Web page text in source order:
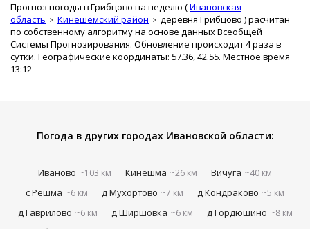
Прогноз погоды в Грибцово на неделю (Ивановская
область
Кинешемский район деревня Грибцово ) расчитан
по собственному алгоритму на основе данных Всеобщей
Системы Прогнозирования. Обновление происходит 4 раза в
сутки. Географические координаты: 57.36, 42.55. Местное время
13:12
Погода в других городах Ивановской области:
Иваново ~103 км Кинешма ~26 км Вичуга ~40 км
с Решма ~6 км д Мухортово ~7 км д Кондраково ~5 км
д Гаврилово ~6 км д Ширшовка ~6 км д Гордюшино ~8 км